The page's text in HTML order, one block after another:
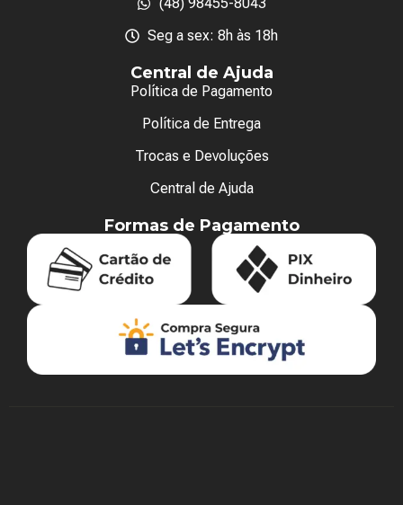
Seg a sex: 8h às 18h
Central de Ajuda
Política de Pagamento
Política de Entrega
Trocas e Devoluções
Central de Ajuda
Formas de Pagamento